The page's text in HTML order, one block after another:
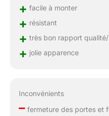
+ facile à monter
+ résistant
+ très bon rapport
+ jolie apparence
Inconvénients
–fermeture des portes et